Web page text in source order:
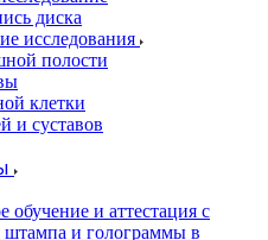
диска
исследования
полости
клетки
и суставов
обучение и аттестация с
и голограммы в